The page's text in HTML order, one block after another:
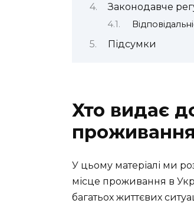
Законодавче
Підсумки
Хто видає
У цьому матеріалі ми
місце проживання в
багатьох життєвих